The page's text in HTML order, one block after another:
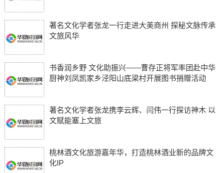
著名文化学者张龙一行走进大美商州 探秘文脉传承
文旅风华
书香润乡野 文化助振兴——曹存正将军率团赴中华
厨神刘凤凯家乡泾阳山底梁村开展图书捐赠活动
著名文化学者张龙携李云辉、闫伟一行探访神木 以
文赋能塞上文旅
桃林酒文化旅游嘉年华，打造桃林酒业新的品牌文
化IP